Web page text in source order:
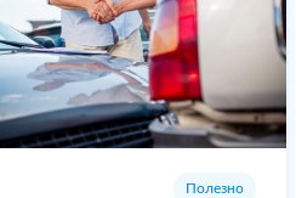
Полезно